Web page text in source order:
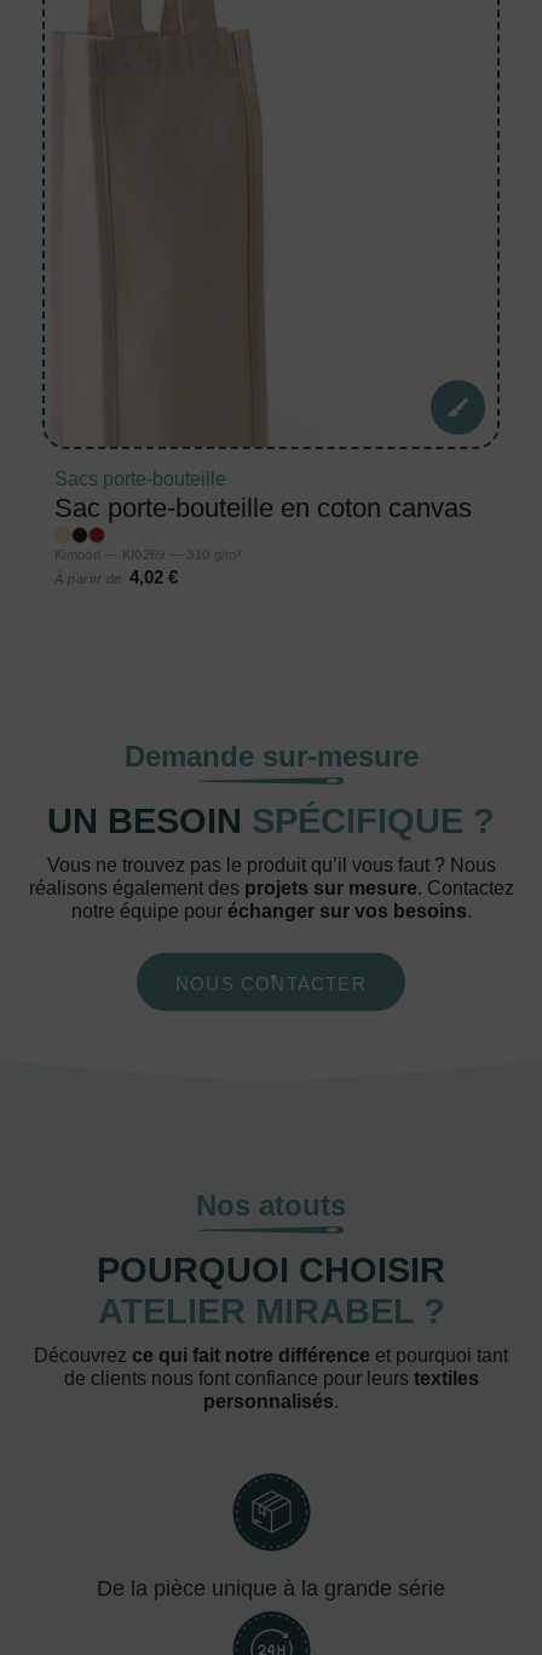
Sacs porte-bouteille
Sac porte-bouteille en coton canvas
Kimood — KI0269 — 310 g/m²
À partir de
4,02 €
Demande sur-mesure
UN BESOIN SPÉCIFIQUE ?
Vous ne trouvez pas le produit qu’il vous faut ? Nous
réalisons également des projets sur mesure. Contactez
notre équipe pour échanger sur vos besoins.
NOUS CONTACTER
Nos atouts
POURQUOI CHOISIR
ATELIER MIRABEL ?
Découvrez ce qui fait notre différence et pourquoi tant
de clients nous font confiance pour leurs textiles
personnalisés.
De la pièce unique à la grande série